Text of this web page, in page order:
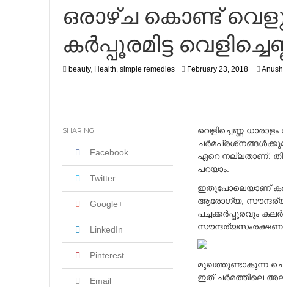
Bulan
Bisnis Top Up Game
Top Up MLBB Pakai
ഒരാഴ്ച കൊണ്ട്
കര്‍പ്പൂരമിട്ട
beauty, Health, simple remedies February 23, 2018
വെളിച്ചെണ്ണ
ഏറെ നല്ലതാണ്.
പറയാം.
ഇതുപോലെയാണ്
ആരോഗ്യ, സൗന്ദര്യ
പച്ചക്കര്‍പ്പൂരവും
മുഖത്തുണ്ടാകുന്ന
ഇത് ചര്‍മത്തിലെ
SHARING
Facebook
Twitter
Google+
LinkedIn
Pinterest
Email